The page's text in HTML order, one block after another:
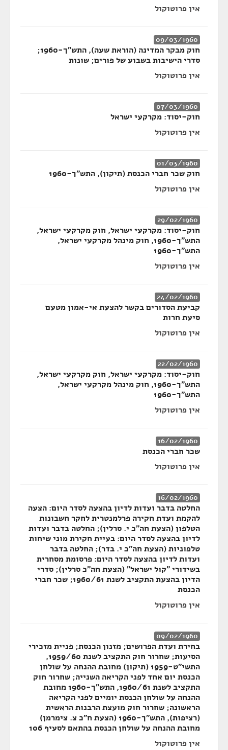
אין פרוטוקול
09/03/1960
חוק מבקר המדינה (הוראת שעה), התש"ך-1960;
סדרי הישיבות בשבוע של פורים; שונות
אין פרוטוקול
07/03/1960
חוק-יסוד: מקרקעי ישראל
אין פרוטוקול
01/03/1960
חוק שכר חברי הכנסת (תיקון), התש"ך-1960
אין פרוטוקול
29/02/1960
חוק-יסוד: מקרקעי ישראל, חוק מקרקעי ישראל,
התש"ך-1960, חוק מינהל מקרקעי ישראל,
התש"ך-1960
אין פרוטוקול
24/02/1960
קביעת הסדורים בקשר להצעת אי-אמון מטעם
סיעת חרות
אין פרוטוקול
22/02/1960
חוק-יסוד: מקרקעי ישראל, חוק מקרקעי ישראל,
התש"ך-1960, חוק מינהל מקרקעי ישראל,
התש"ך-1960
אין פרוטוקול
16/02/1960
שכר חברי הכנסת
אין פרוטוקול
16/02/1960
החלטה בדבר ועדות לדיון בהצעה לסדר היום: הצעה
להקמת ועדת חקירה פרלמנטרית לחקר חשבונות
הטלפון (הצעת חה"כ י. סרלין); החלטה בדבר ועדות
לדיון בהצעה לסדר היום: בעיית חקירת מוני שיחות
טלפוניות (הצעת חה"כ י. בדר); החלטה בדבר
ועדות לדיון בהצעה לסדר היום: פרסומת מסחרית
בשידורי "קול ישראל" (הצעת חה"כ סרלין); סדרי
הדיון בהצעת התקציב לשנת 1960/61; שכר חברי
הכנסת
אין פרוטוקול
09/02/1960
בחירת ועדת הפרושים; מזנון הכנסת; פניית מזכירי
הסיעות; שחרור חוק התקציב לשנת 1959/60,
התשי"ט-1959 (תיקון) מחובת ההנחה על שולחן
הכנסת יום אחד לפני הקריאה השנייה; שחרור חוק
התקציב לשנת 1960/61, התש"ך-1960 מחובת
ההנחה על שולחן הכנסת יומיים לפני הקריאה
הראשונה; שחרור חוק מועצת הרבנות הראשית
(רציפות), התש"ך-1960 (הצעת ח"כ צ. צימרמן)
מחובת ההנחה על שולחן הכנסת בהתאם לסעיף 106
אין פרוטוקול